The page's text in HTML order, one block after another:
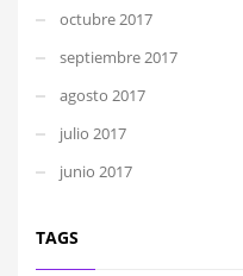
octubre 2017
septiembre 2017
agosto 2017
julio 2017
junio 2017
TAGS